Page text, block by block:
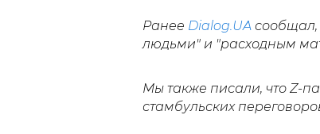
Ранее Dialog.UAсообщал,
людьми" и "расходным
Мы также писали, что Z-
стамбульских